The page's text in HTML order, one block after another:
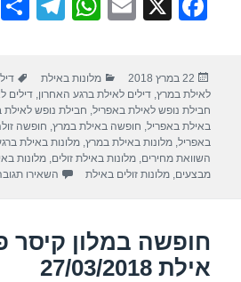
e
b
o
o
s
A
p
p
gr
a
m
פורסם
בתאריך
22 במרץ 2018 קטגוריות
מלונות באילת
לאילת במרץ,דילים לאילת ברגע האחרון,דילים
חבילת נופש לאילת באפריל, חבילת נופש לאילת
באילת באפריל, חופשה באילת במרץ, חופשה
באפריל,מלונות באילת במרץ,מלונות באילת
השוואת מחירים,מלונות באילת זולים,מלונות
מבצעים,מלונות זולים באילת השאירו
חופשה במלון קיסר
אילת 27/03/2018